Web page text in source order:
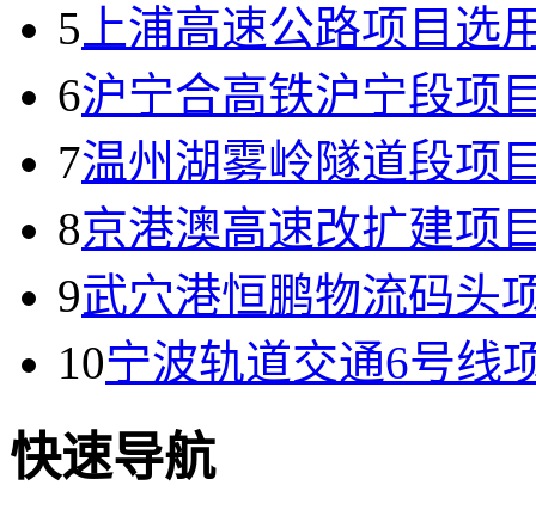
5 上浦高速公路项目选
6沪宁合高铁沪宁段项
7温州湖雾岭隧道段项
8京港澳高速改扩建项
9武穴港恒鹏物流码头
10宁波轨道交通6号线
快速导航